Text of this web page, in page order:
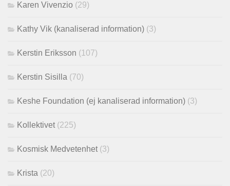
Karen Vivenzio (29)
Kathy Vik (kanaliserad information) (3)
Kerstin Eriksson (107)
Kerstin Sisilla (70)
Keshe Foundation (ej kanaliserad information) (3)
Kollektivet(225)
Kosmisk Medvetenhet(3)
Krista (20)